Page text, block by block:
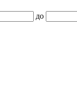
до